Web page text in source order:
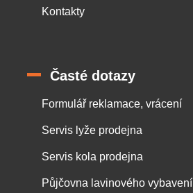
Kontakty
Časté dotazy
Formulář reklamace, vrácení
Servis lyže prodejna
Servis kola prodejna
Půjčovna lavinového vybavení